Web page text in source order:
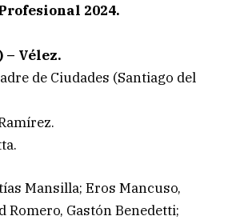
2024.
– Vélez.
de Ciudades (Santiago del
Mansilla; Eros Mancuso,
Romero, Gastón Benedetti;